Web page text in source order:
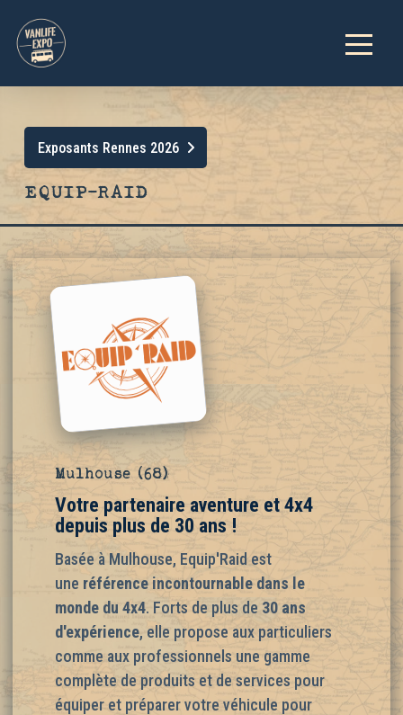
Exposants Rennes 2026
EQUIP-RAID
Mulhouse (68)
Votre partenaire aventure et 4x4
depuis plus de 30 ans !
Basée à Mulhouse, Equip'Raid est
une référence incontournable dans le
monde du 4x4. Forts de plus de 30 ans
d'expérience, elle propose aux particuliers
comme aux professionnels une gamme
complète de produits et de services pour
équiper et préparer votre véhicule pour